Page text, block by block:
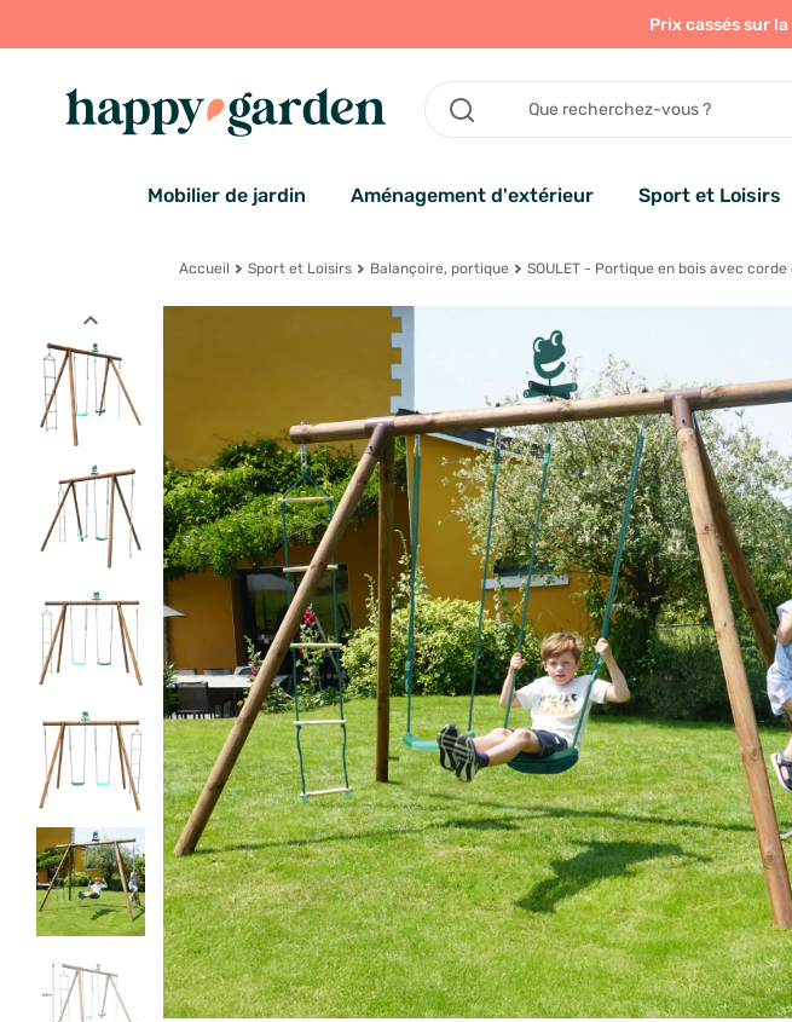
Prix cassés sur
Mobilier de jardin Aménagement d'extérieur Sport et Loisirs
Accueil Sport et Loisirs Balançoire, portique SOULET - Portique en bois avec
expand_less